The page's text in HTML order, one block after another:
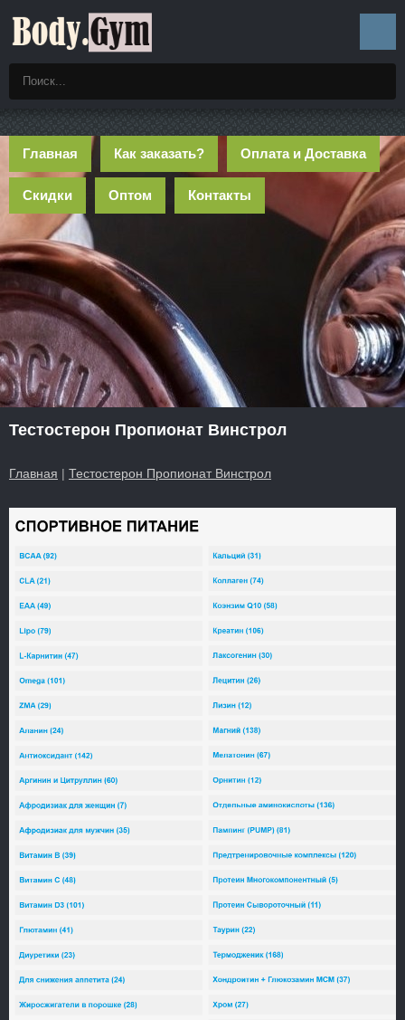
Главная Как заказать? Оплата и Доставка
Скидки Оптом Контакты
Тестостерон Пропионат Винстрол
Главная | Тестостерон Пропионат Винстрол